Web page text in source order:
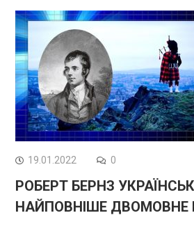
19.01.2022 0
РОБЕРТ БЕРНЗ
НАЙПОВНІШЕ ДВОМОВНЕ